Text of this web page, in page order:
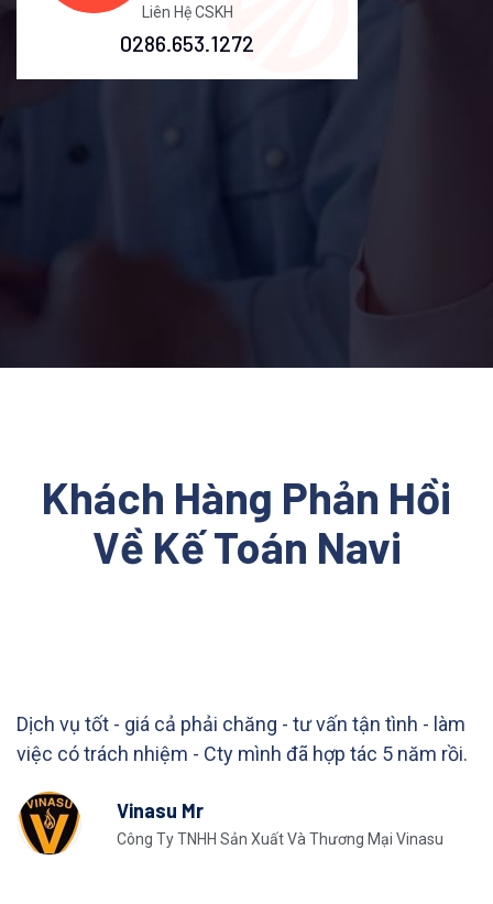
Liên Hệ CSKH
0286.653.1272
Khách Hàng Phản Hồi
Về Kế Toán Navi
Dịch vụ tốt - giá cả phải chăng - tư vấn tận tình - làm
việc có trách nhiệm - Cty mình đã hợp tác 5 năm rồi.
Vinasu Mr
Công Ty TNHH Sản Xuất Và Thương Mại Vinasu